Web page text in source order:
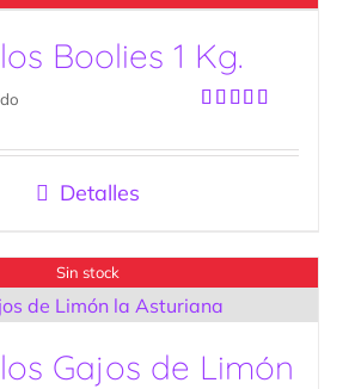
Boolies 1 Kg.
con5.00de
Detalles
Sin stock
Gajos de Limón